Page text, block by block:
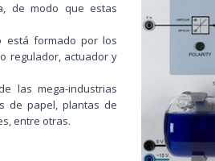
de modo que estas
está formado por los
regulador, actuador y
las mega-industrias
de papel, plantas de
entre otras.